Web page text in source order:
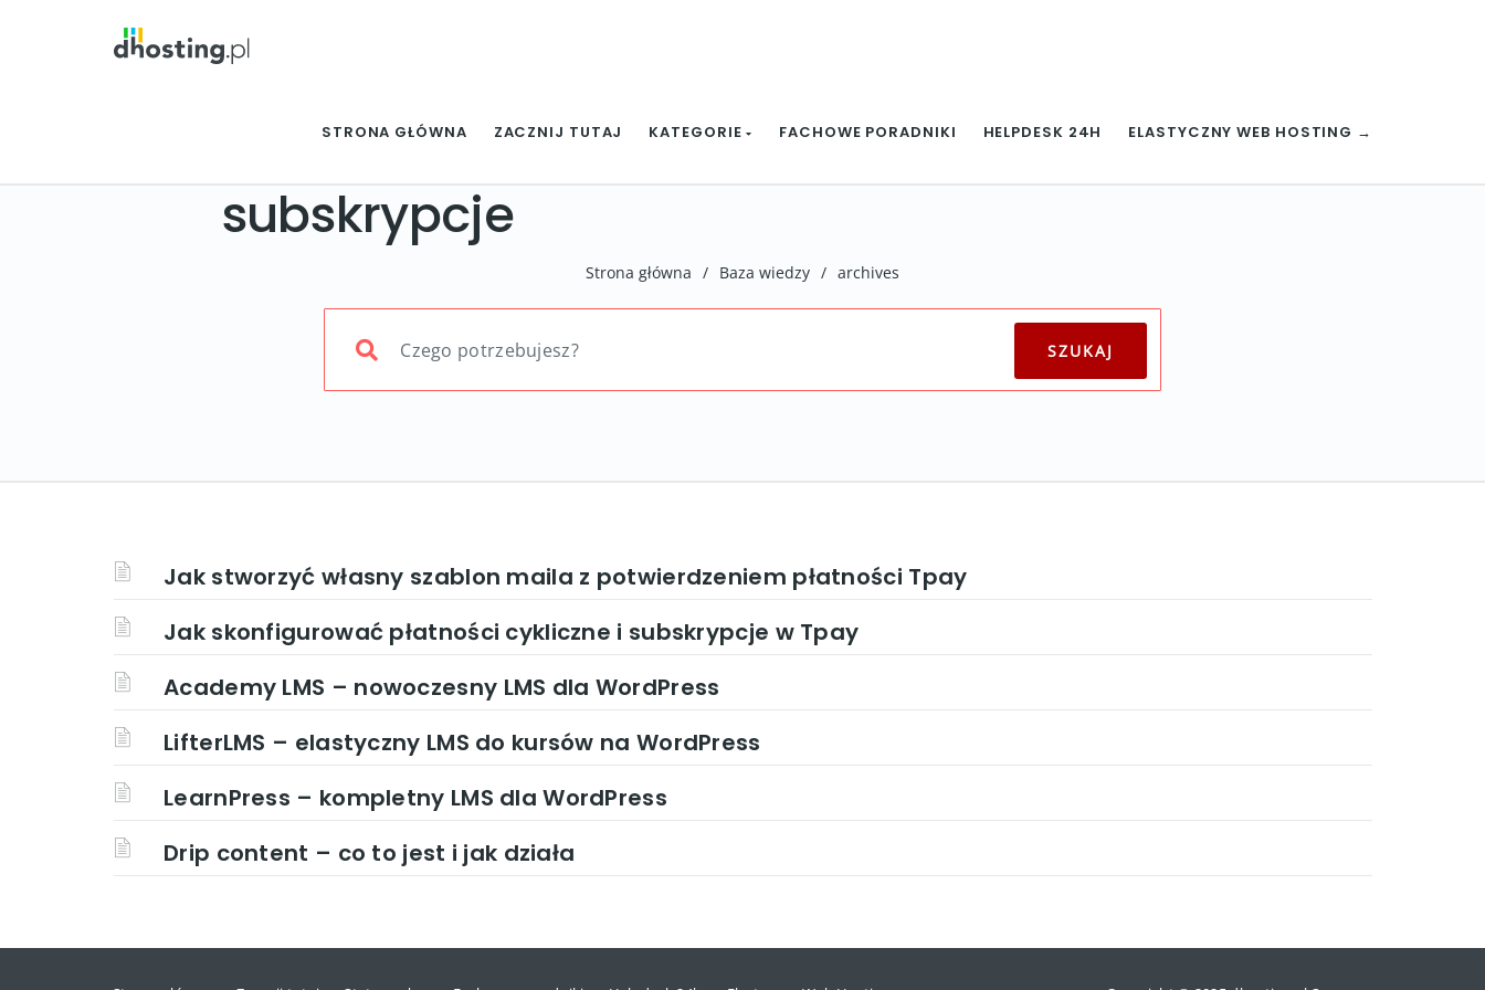
STRONA GŁÓWNA ZACZNIJ TUTAJ KATEGORIE FACHOWE PORADNIKI HELPDESK 24H ELASTYCZNY WEB HOSTING →
subskrypcje
Strona główna / Baza wiedzy / archives
Jak stworzyć własny szablon maila z potwierdzeniem płatności Tpay
Jak skonfigurować płatności cykliczne i subskrypcje w Tpay
Academy LMS – nowoczesny LMS dla WordPress
LifterLMS – elastyczny LMS do kursów na WordPress
LearnPress – kompletny LMS dla WordPress
Drip content – co to jest i jak działa